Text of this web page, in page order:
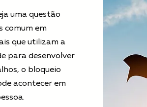
uma questão
comum em
que utilizam a
para desenvolver
o bloqueio
acontecer em